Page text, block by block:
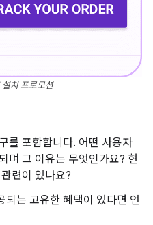
치 프로모션
를 포함합니다. 어떤 사용자
며 그 이유는 무엇인가요? 현
련이 있나요?
되는 고유한 혜택이 있다면 언